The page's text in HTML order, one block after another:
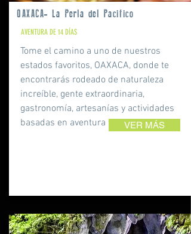
OAXACA- La Perla del Pacifico
AVENTURA DE 14 DÍAS
Tome el camino a uno de nuestros
estados favoritos, OAXACA, donde te
encontrarás rodeado de naturaleza
increíble, gente extraordinaria,
gastronomía, artesanías y actividades
basadas en aventura y naturaleza.
VER MÁS